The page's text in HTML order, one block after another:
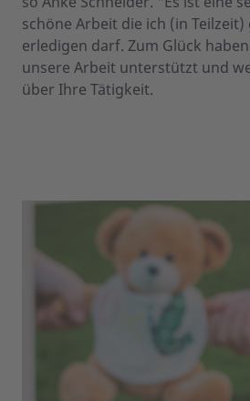
schöne Arbeit die ich (in
erledigen darf. Zum Glück
unsere Arbeit unterstützt und
über Ihre Tätigkeit.